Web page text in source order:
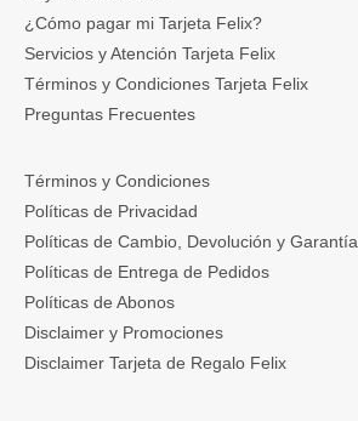
¿Cómo pagar mi Tarjeta Felix?
Servicios y Atención Tarjeta Felix
Términos y Condiciones Tarjeta Felix
Preguntas Frecuentes
Términos y Condiciones
Políticas de Privacidad
Políticas de Cambio, Devolución y Garantía
Políticas de Entrega de Pedidos
Políticas de Abonos
Disclaimer y Promociones
Disclaimer Tarjeta de Regalo Felix